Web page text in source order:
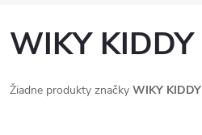
WIKY KIDDY
Žiadne produkty značky WIKY KIDDY